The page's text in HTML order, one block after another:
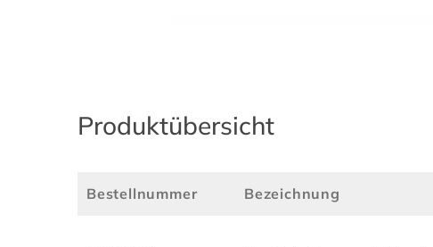
Produktübersicht
Bestellnummer Bezeichnung